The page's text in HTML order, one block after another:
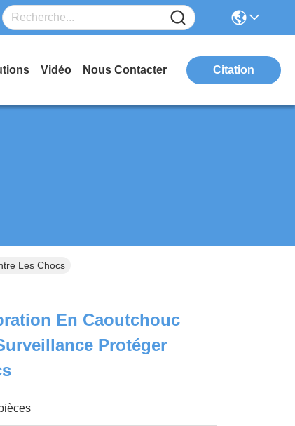
Vidéo Nous Contacter Citation
Les Chocs
En Caoutchouc
Protéger